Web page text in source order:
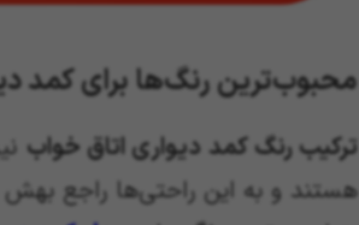
محبوب‌ترین رنگ‌ها برای کمد
ترکیب رنگ کمد دیواری اتاق خواب
هستند و به این راحتی‌ها راجع